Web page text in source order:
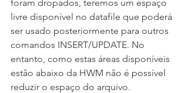
foram dropados, teremos um espaço
livre disponível no datafile que poderá
ser usado posteriormente para outros
comandos INSERT/UPDATE. No
entanto, como estas áreas disponíveis
estão abaixo da HWM não é possível
reduzir o espaço do arquivo.